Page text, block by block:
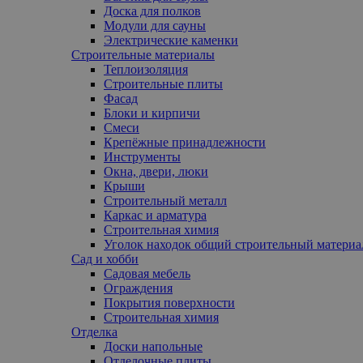
Доска для полков
Модули для сауны
Электрические каменки
Строительные материалы
Теплоизоляция
Строительные плиты
Фасад
Блоки и кирпичи
Смеси
Крепёжные принадлежности
Инструменты
Окна, двери, люки
Крыши
Строительный металл
Каркас и арматура
Строительная химия
Уголок находок общий строительный
Сад и хобби
Садовая мебель
Ограждения
Покрытия поверхности
Строительная химия
Отделка
Доски напольные